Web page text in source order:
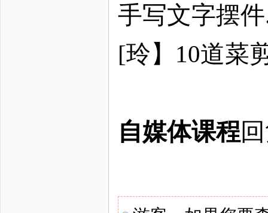
手写文字摆件
[玲】10道菜
自媒体课程